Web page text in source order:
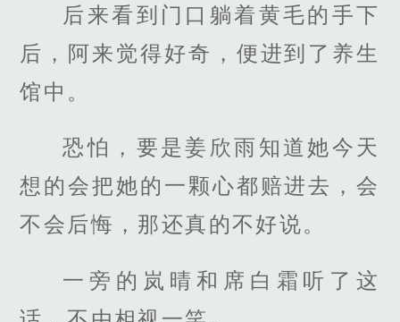
后来看到门口躺着黄毛的手下
后，阿来觉得好奇，便进到了养生
馆中。
恐怕，要是姜欣雨知道她今天
想的会把她的一颗心都赔进去，会
不会后悔，那还真的不好说。
一旁的岚晴和席白霜听了这